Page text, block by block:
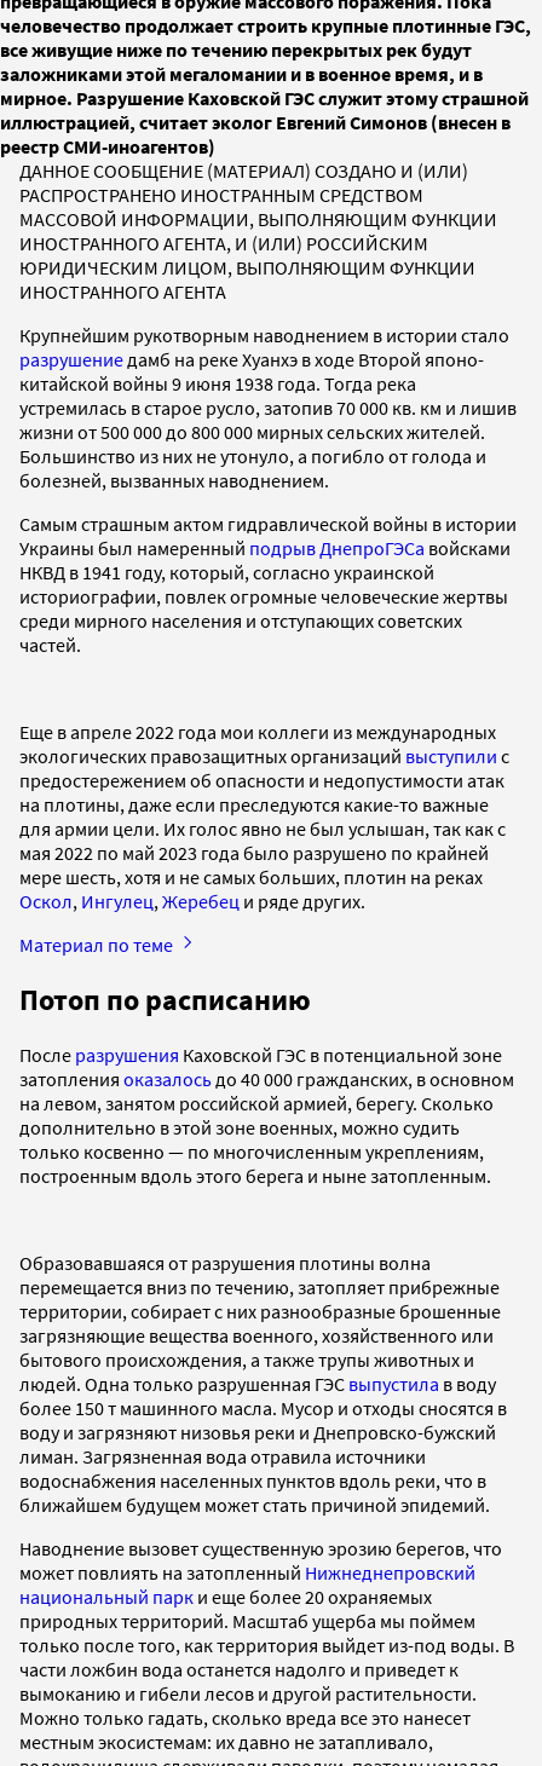
человечество продолжает строить крупные плотинные ГЭС,
все живущие ниже по течению перекрытых рек будут
заложниками этой мегаломании и в военное время, и в
мирное. Разрушение Каховской ГЭС служит этому страшной
иллюстрацией, считает эколог Евгений Симонов (внесен в
реестр СМИ-иноагентов)
ДАННОЕ СООБЩЕНИЕ (МАТЕРИАЛ) СОЗДАНО И (ИЛИ)
РАСПРОСТРАНЕНО ИНОСТРАННЫМ СРЕДСТВОМ
МАССОВОЙ ИНФОРМАЦИИ, ВЫПОЛНЯЮЩИМ ФУНКЦИИ
ИНОСТРАННОГО АГЕНТА, И (ИЛИ) РОССИЙСКИМ
ЮРИДИЧЕСКИМ ЛИЦОМ, ВЫПОЛНЯЮЩИМ ФУНКЦИИ
ИНОСТРАННОГО АГЕНТА
Крупнейшим рукотворным наводнением в истории стало
разрушение дамб на реке Хуанхэ в ходе Второй японо-
китайской войны 9 июня 1938 года. Тогда река
устремилась в старое русло, затопив 70 000 кв. км и лишив
жизни от 500 000 до 800 000 мирных сельских жителей.
Большинство из них не утонуло, а погибло от голода и
болезней, вызванных наводнением.
Самым страшным актом гидравлической войны в истории
Украины был намеренный подрыв ДнепроГЭСа войсками
НКВД в 1941 году, который, согласно украинской
историографии, повлек огромные человеческие жертвы
среди мирного населения и отступающих советских
частей.
Еще в апреле 2022 года мои коллеги из международных
экологических правозащитных организаций выступили с
предостережением об опасности и недопустимости атак
на плотины, даже если преследуются какие-то важные
для армии цели. Их голос явно не был услышан, так как с
мая 2022 по май 2023 года было разрушено по крайней
мере шесть, хотя и не самых больших, плотин на реках
Оскол, Ингулец, Жеребец и ряде других.
Материал по теме
Потоп по расписанию
После разрушения Каховской ГЭС в потенциальной зоне
затопления оказалось до 40 000 гражданских, в основном
на левом, занятом российской армией, берегу. Сколько
дополнительно в этой зоне военных, можно судить
только косвенно — по многочисленным укреплениям,
построенным вдоль этого берега и ныне затопленным.
Образовавшаяся от разрушения плотины волна
перемещается вниз по течению, затопляет прибрежные
территории, собирает с них разнообразные брошенные
загрязняющие вещества военного, хозяйственного или
бытового происхождения, а также трупы животных и
людей. Одна только разрушенная ГЭС выпустила в воду
более 150 т машинного масла. Мусор и отходы сносятся в
воду и загрязняют низовья реки и Днепровско-бужский
лиман. Загрязненная вода отравила источники
водоснабжения населенных пунктов вдоль реки, что в
ближайшем будущем может стать причиной эпидемий.
Наводнение вызовет существенную эрозию берегов, что
может повлиять на затопленный Нижнеднепровский
национальный парк и еще более 20 охраняемых
природных территорий. Масштаб ущерба мы поймем
только после того, как территория выйдет из-под воды. В
части ложбин вода останется надолго и приведет к
вымоканию и гибели лесов и другой растительности.
Можно только гадать, сколько вреда все это нанесет
местным экосистемам: их давно не затапливало,